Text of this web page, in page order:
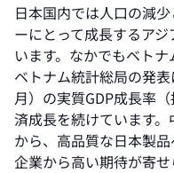
日本国内では人口の減
ーにとって成長するア
います。なかでもベトナ
ベトナム統計総局の発
月）の実質GDP成長率
済成長を続けています
から、高品質な日本製
企業から高い期待が寄せ